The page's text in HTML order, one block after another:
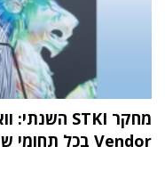
Vendor בכל תחומי שוק ה-IT